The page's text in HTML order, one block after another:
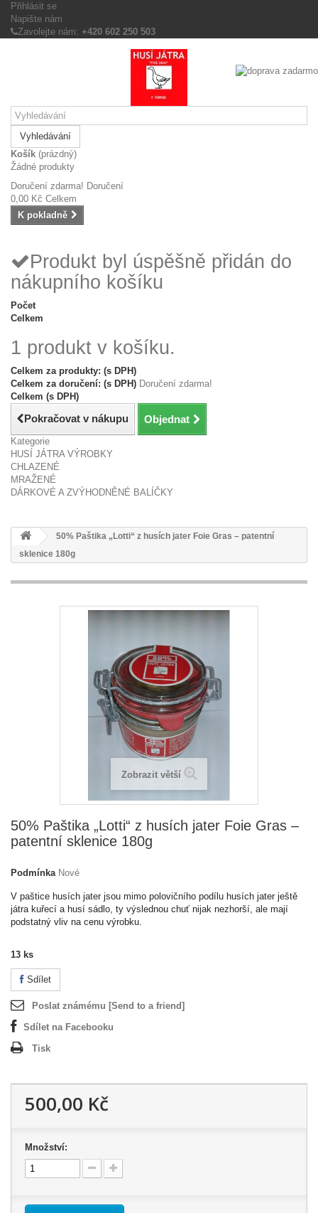
Přihlásit se
Napište nám
Zavolejte nám: +420 602 250 503
Vyhledávání
Košík (prázdný)
Žádné produkty
Doručení zdarma! Doručení
0,00 Kč Celkem
K pokladně
Produkt byl úspěšně přidán do
nákupního košíku
Počet
Celkem
1 produkt v košíku.
Celkem za produkty: (s DPH)
Celkem za doručení: (s DPH) Doručení zdarma!
Celkem (s DPH)
Pokračovat v nákupu Objednat
Kategorie
HUSÍ JÁTRA VÝROBKY
CHLAZENÉ
MRAŽENÉ
DÁRKOVÉ A ZVÝHODNĚNÉ BALÍČKY
50% Paštika „Lotti“ z husích jater Foie Gras – patentní
sklenice 180g
Zobrazit větší
50% Paštika „Lotti“ z husích jater Foie Gras –
patentní sklenice 180g
Podmínka Nové
V paštice husích jater jsou mimo polovičního podílu husích jater ještě
játra kuřecí a husí sádlo, ty výslednou chuť nijak nezhorší, ale mají
podstatný vliv na cenu výrobku.
13 ks
Sdílet
Poslat známému [Send to a friend]
Sdílet na Facebooku
Tisk
500,00 Kč
Množství: